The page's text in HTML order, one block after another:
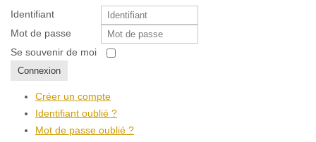
Identifiant
Mot de passe
Se souvenir de moi
Connexion
Créer un compte
Identifiant oublié ?
Mot de passe oublié ?